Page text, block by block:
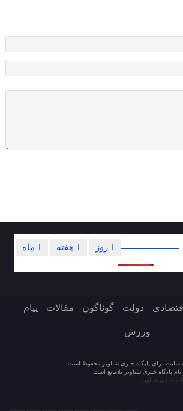
1 ماه 1 هفته 1 روز
اقتصادی دولت گوناگون مقالات پیام
ورزش
سایت برای پایگاه خبری شباویز محفوظ است.
پایگاه خبری شباویز بلامانع است.
خبری شباویز